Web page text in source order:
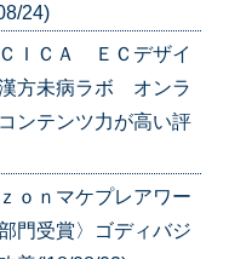
24)
ＩＣＡ ＥＣデザイ
方未病ラボ オンラ
ンテンツ力が高い評
ｏｎマケプレアワー
門受賞〉ゴディバジ